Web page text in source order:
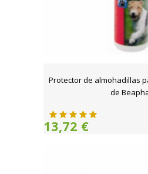
Protector de almohadillas
de
13,72 €